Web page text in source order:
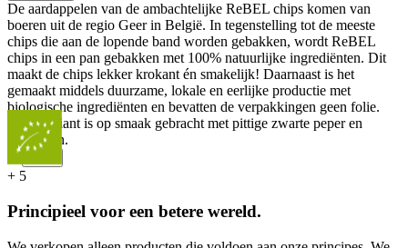
De aardappelen van de ambachtelijke ReBEL chips komen van
boeren uit de regio Geer in België. In tegenstelling tot de meeste
chips die aan de lopende band worden gebakken, wordt ReBEL
chips in een pan gebakken met 100% natuurlijke ingrediënten. Dit
maakt de chips lekker krokant én smakelijk! Daarnaast is het
gemaakt middels duurzame, lokale en eerlijke productie met
biologische ingrediënten en bevatten de verpakkingen geen folie.
Deze variant is op smaak gebracht met pittige zwarte peper en
specerijen.
...
+ 5
Principieel voor een betere wereld.